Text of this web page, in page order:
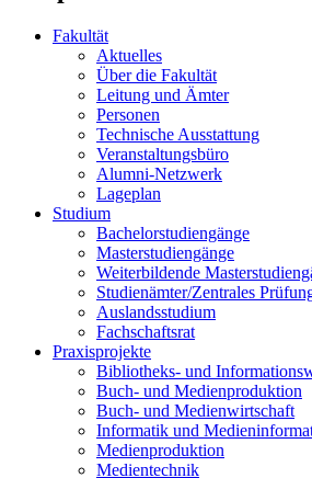
Fakultät
Aktuelles
Über die Fakultät
Leitung und Ämter
Personen
Technische Ausstattung
Veranstaltungsbüro
Alumni-Netzwerk
Lageplan
Studium
Bachelorstudiengänge
Masterstudiengänge
Weiterbildende
Studienämter/Zentrales
Auslandsstudium
Fachschaftsrat
Praxisprojekte
Bibliotheks- und
Buch- und Medienproduktion
Buch- und Medienwirtschaft
Informatik und
Medienproduktion
Medientechnik